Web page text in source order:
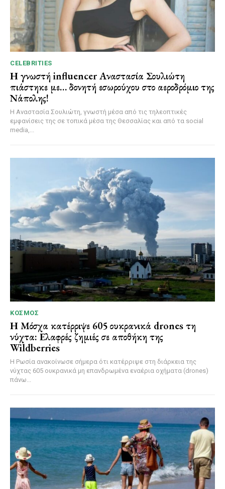
CELEBRITIES
Η γνωστή influencer Αναστασία Σουλιώτη
πιάστηκε με… δονητή εσωρούχου στο αεροδρόμιο της
Νάπολης!
Η Αναστασία Σουλιώτη, γνωστή μέσα από τις τηλεοπτικές
εμφανίσεις της σε τοπικά μέσα της Θεσσαλίας και από τα social
media,...
ΚΌΣΜΟΣ
Η Μόσχα κατέρριψε 605 ουκρανικά drones τη
νύχτα: Ελαφρές ζημιές σε αποθήκη της
Wildberries
Η Ρωσία ανακοίνωσε σήμερα ότι κατέρριψε στη διάρκεια της
νύχτας 605 ουκρανικά μη επανδρωμένα εναέρια οχήματα (drones)
πάνω...